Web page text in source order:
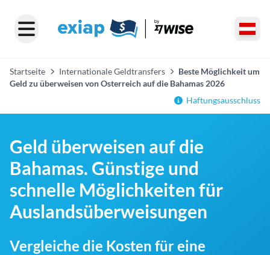
Startseite Internationale Geldtransfers
Beste Möglichkeit um
Geld zu überweisen von Osterreich auf die Bahamas 2026
Haftungsausschluss
Geld überweisen auf die
Bahamas. Günstige und
schnelle Möglichkeiten für
Auslandsüberweisungen
Vergleiche die Kosten für eine